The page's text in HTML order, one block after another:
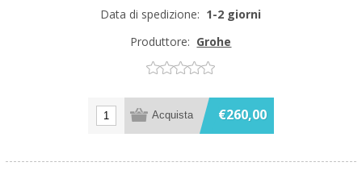
Data di spedizione: 1-2 giorni
Produttore: Grohe
€260,00